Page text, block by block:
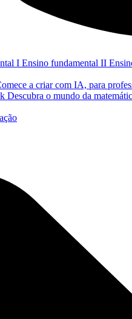
I Ensino fundamental II
a criar com IA, para
Descubra o mundo da